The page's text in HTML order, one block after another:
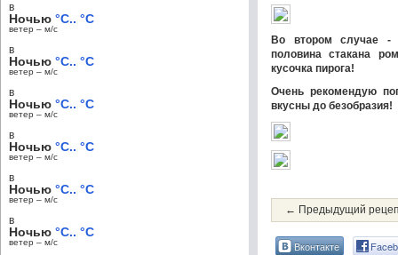
Во втором случае -
половина стакана
кусочка пирога!
Очень рекомендую
вкусны до безобразия!
← Предыдущий
Вконтакте
в
Ночью °C.. °C
ветер – м/c
в
Ночью °C.. °C
ветер – м/c
в
Ночью °C.. °C
ветер – м/c
в
Ночью °C.. °C
ветер – м/c
в
Ночью °C.. °C
ветер – м/c
в
Ночью °C.. °C
ветер – м/c